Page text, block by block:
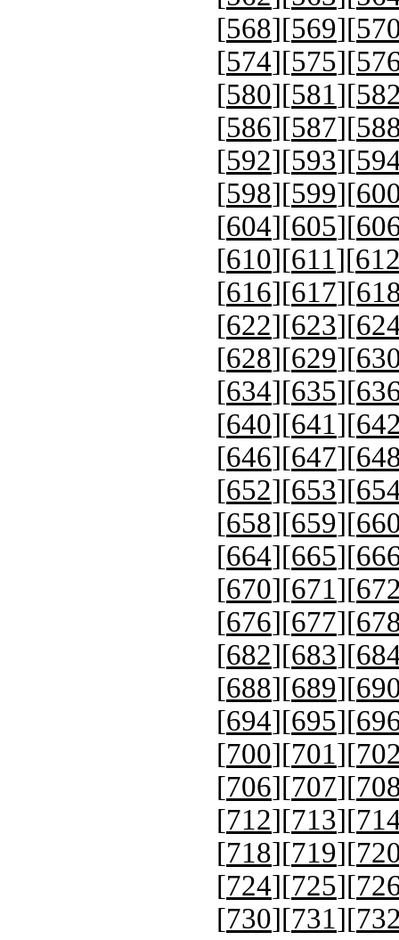
[568][569][
[574][575][
[580][581][
[586][587][
[592][593][
[598][599][
[604][605][
[610][611][
[616][617][
[622][623][
[628][629][
[634][635][
[640][641][
[646][647][
[652][653][
[658][659][
[664][665][
[670][671][
[676][677][
[682][683][
[688][689][
[694][695][
[700][701][
[706][707][
[712][713][
[718][719][
[724][725][
[730][731][